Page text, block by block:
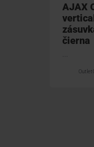
AJAX
čierna
...